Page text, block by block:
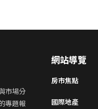
市場分
專題報
網站導覽
房市焦點
國際地產